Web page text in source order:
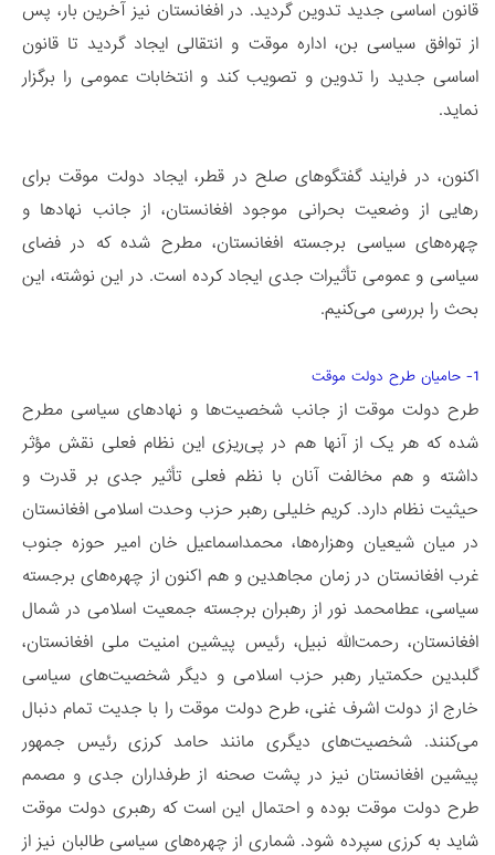
قانون اساسی جدید تدوین گردید. در افغانستان نیز آخرین بار، پس
از توافق سیاسی بن، اداره موقت و انتقالی ایجاد گردید تا قانون
اساسی جدید را تدوین و تصویب کند و انتخابات عمومی را برگزار
نماید.
اکنون، در فرایند گفتگوهای صلح در قطر، ایجاد دولت موقت برای
رهایی از وضعیت بحرانی موجود افغانستان، از جانب نهادها و
چهره‌های سیاسی برجسته افغانستان، مطرح شده که در فضای
سیاسی و عمومی تأثیرات جدی ایجاد کرده است. در این نوشته، این
بحث را بررسی می‌کنیم.
1- حامیان طرح دولت موقت
طرح دولت موقت از جانب شخصیت‌ها و نهادهای سیاسی مطرح
شده که هر یک از آنها هم در پی‌ریزی این نظام فعلی نقش مؤثر
داشته و هم مخالفت آنان با نظم فعلی تأثیر جدی بر قدرت و
حیثیت نظام دارد. کریم خلیلی رهبر حزب وحدت اسلامی افغانستان
در میان شیعیان وهزاره‌ها، محمداسماعیل خان امیر حوزه جنوب
غرب افغانستان در زمان مجاهدین و هم اکنون از چهره‌های برجسته
سیاسی، عطامحمد نور از رهبران برجسته جمعیت اسلامی در شمال
افغانستان، رحمت‌الله نبیل، رئیس پیشین امنیت ملی افغانستان،
گلبدین حکمتیار رهبر حزب اسلامی و دیگر شخصیت‌های سیاسی
خارج از دولت اشرف غنی، طرح دولت موقت را با جدیت تمام دنبال
می‌کنند. شخصیت‌های دیگری مانند حامد کرزی رئیس جمهور
پیشین افغانستان نیز در پشت صحنه از طرفداران جدی و مصمم
طرح دولت موقت بوده و احتمال این است که رهبری دولت موقت
شاید به کرزی سپرده شود. شماری از چهره‌های سیاسی طالبان نیز از